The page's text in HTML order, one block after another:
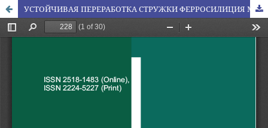
УСТОЙЧИВАЯ ПЕРЕРАБОТКА СТРУЖКИ ФЕРРОСИЛИЦИЯ МЕТАЛЛУРГИЧЕСКИХ ЗАВОДОВ В ВЫСОКОПРОИЗВОДИТЕЛЬНЫЕ КРЕМНИЙ-УГЛЕРОДНЫЕ АНОДЫ